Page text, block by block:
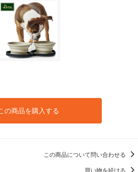
の商品を購入する
この商品について問い合わせる
買い物を続ける